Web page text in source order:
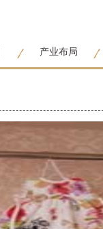
产业布局